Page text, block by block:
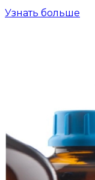
Узнать больше